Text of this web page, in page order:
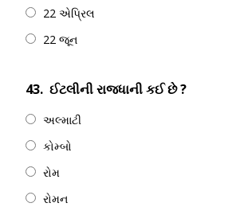
22 એપ્રિલ
22 જૂન
43. ઈટલીની રાજધાની કઈ છે ?
અલ્માટી
કોમ્બો
રોમ
રોમન